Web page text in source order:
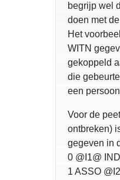
begrijp wel
doen met
Het
WITN
gekoppeld
die
een
Voor de
ontbreken)
gegeven in
0 @I1@ INDI
1 ASSO